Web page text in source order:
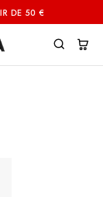
DE 50 €